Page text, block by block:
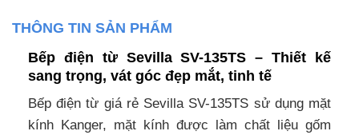
THÔNG TIN SẢN PHẨM
Bếp điện từ Sevilla SV-135TS – Thiết kế
sang trọng, vát góc đẹp mắt, tinh tế
Bếp điện từ giá rẻ Sevilla SV-135TS sử dụng mặt
kính Kanger, mặt kính được làm chất liệu gốm